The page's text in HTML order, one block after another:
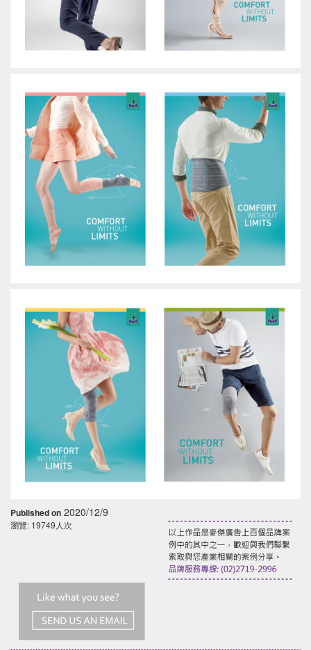
Published on 2020/12/9
瀏覽: 19749人次